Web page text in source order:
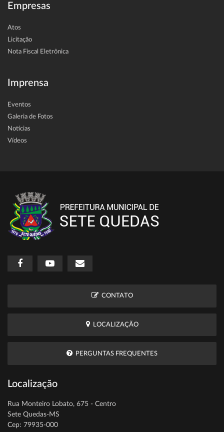
Empresas
Atos
Licitação
Nota Fiscal Eletrônica
Imprensa
Eventos
Galeria de Fotos
Notícias
Vídeos
CONTATO
LOCALIZAÇÃO
PERGUNTAS FREQUENTES
Localização
Rua Monteiro Lobato, 675 - Centro
Sete Quedas-MS
Cep: 79935-000